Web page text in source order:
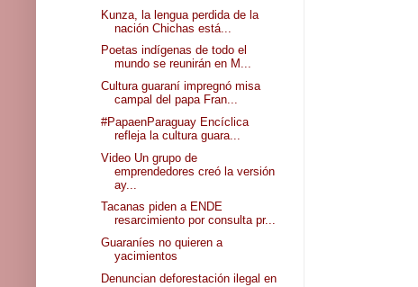
Kunza, la lengua perdida de la
nación Chichas está...
Poetas indígenas de todo el
mundo se reunirán en M...
Cultura guaraní impregnó misa
campal del papa Fran...
#PapaenParaguay Encíclica
refleja la cultura guara...
Video Un grupo de
emprendedores creó la versión
ay...
Tacanas piden a ENDE
resarcimiento por consulta pr...
Guaraníes no quieren a
yacimientos
Denuncian deforestación ilegal en